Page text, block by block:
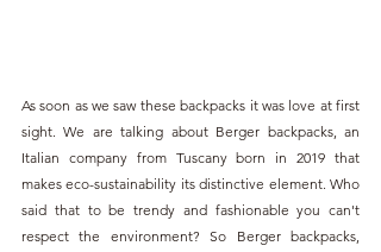
As soon as we saw these backpacks it was love at first
sight. We are talking about Berger backpacks, an
Italian company from Tuscany born in 2019 that
makes eco-sustainability its distinctive element. Who
said that to be trendy and fashionable you can't
respect the environment? So Berger backpacks,